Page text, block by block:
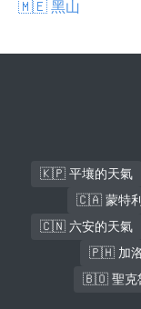
🇲🇪 黑山
🇰🇵 平壤的天氣
🇨🇦 蒙特
🇨🇳 六安的天氣
🇵🇭 加洛
🇧🇴 聖克